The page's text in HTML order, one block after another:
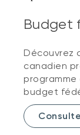
Budget
Découvrez
canadien
programme
budget